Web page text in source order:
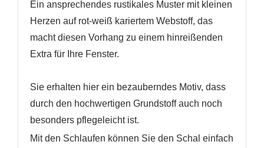
Ein ansprechendes rustikales Muster mit kleinen
Herzen auf rot-weiß kariertem Webstoff, das
macht diesen Vorhang zu einem hinreißenden
Extra für Ihre Fenster.
Sie erhalten hier ein bezauberndes Motiv, dass
durch den hochwertigen Grundstoff auch noch
besonders pflegeleicht ist.
Mit den Schlaufen können Sie den Schal einfach